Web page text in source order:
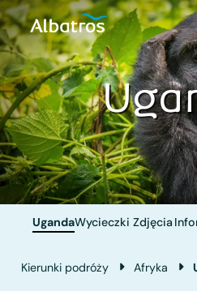
UgandaWycieczki Zdjęcia
Kierunki podróży Afryka